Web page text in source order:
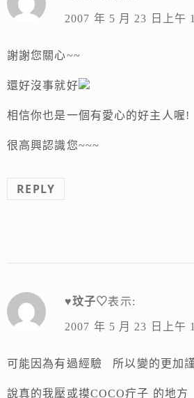
2007 年 5 月 23 日上午
謝謝您關心~~
還好沒事就好
相信你也是一個有愛心的好主人喔!
很高興認識您~~~
REPLY
♥玟子♡表示:
2007 年 5 月 23 日上午
可能因為有過經驗 所以變的更加
說真的我壓或摸COCO疔子 的地方